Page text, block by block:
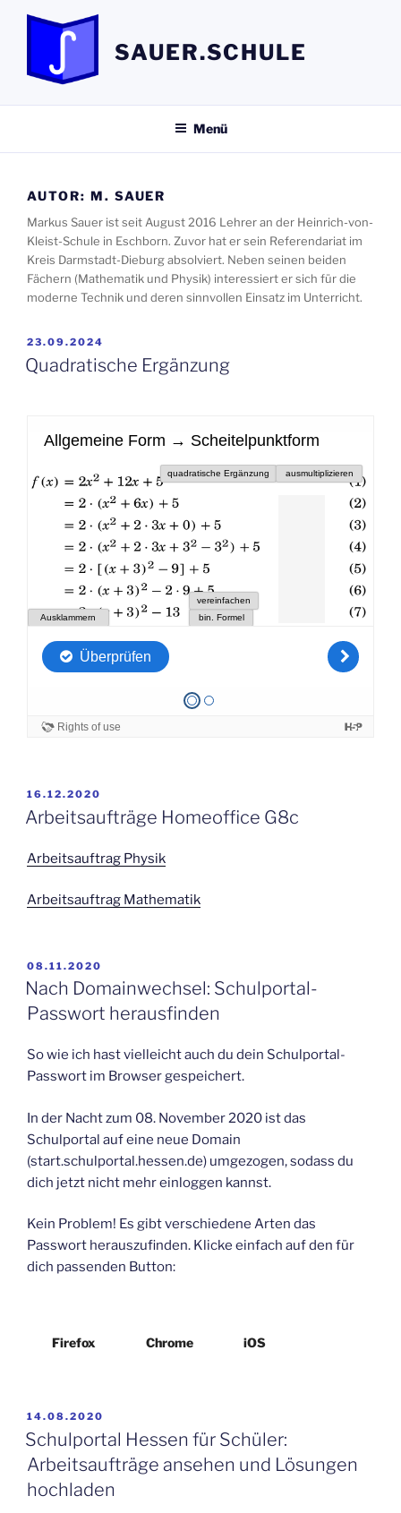
Zum
SAUER.SCHULE
Menü
AUTOR: M. SAUER
Markus Sauer ist seit August 2016 Lehrer an der Heinrich-von-
Kleist-Schule in Eschborn. Zuvor hat er sein Referendariat im
Kreis Darmstadt-Dieburg absolviert. Neben seinen beiden
Fächern (Mathematik und Physik) interessiert er sich für die
moderne Technik und deren sinnvollen Einsatz im Unterricht.
VERÖFFENTLICHT
AM
23.09.2024
Quadratische Ergänzung
VERÖFFENTLICHT
AM
16.12.2020
Arbeitsaufträge Homeoffice G8c
Arbeitsauftrag Physik
Arbeitsauftrag Mathematik
VERÖFFENTLICHT
AM
08.11.2020
Nach Domainwechsel: Schulportal-
Passwort herausfinden
So wie ich hast vielleicht auch du dein Schulportal-
Passwort im Browser gespeichert.
In der Nacht zum 08. November 2020 ist das
Schulportal auf eine neue Domain
(start.schulportal.hessen.de) umgezogen, sodass du
dich jetzt nicht mehr einloggen kannst.
Kein Problem! Es gibt verschiedene Arten das
Passwort herauszufinden. Klicke einfach auf den für
dich passenden Button:
Firefox Chrome iOS
VERÖFFENTLICHT
AM
14.08.2020
Schulportal Hessen für Schüler:
Arbeitsaufträge ansehen und Lösungen
hochladen